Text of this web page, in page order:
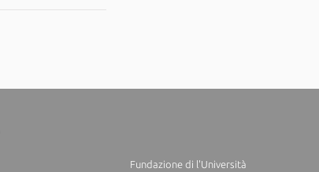
Fundazione di l'Università